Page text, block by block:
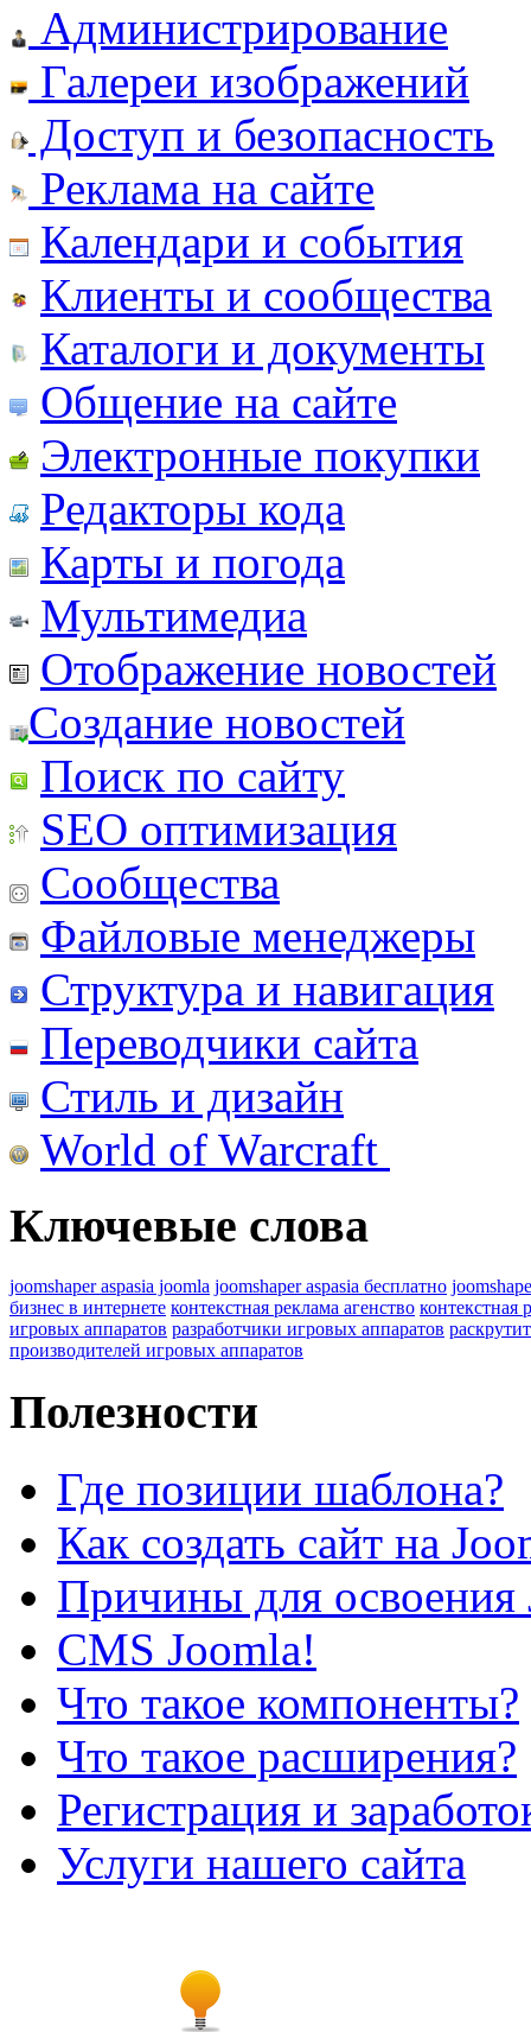
Администрирование
Галереи изображений
Доступ и безопасность
Реклама на сайте
Календари и события
Клиенты и сообщества
Каталоги и документы
Общение на сайте
Электронные покупки
Редакторы кода
Карты и погода
Мультимедиа
Отображение новостей
Создание новостей
Поиск по сайту
SEO оптимизация
Сообщества
Файловые менеджеры
Структура и навигация
Переводчики сайта
Стиль и дизайн
World of Warcraft
Ключевые слова
joomshaper aspasia joomla joomshaper aspasia бесплатно
бизнес в интернете контекстная реклама агенство контекстная
игровых аппаратов разработчики игровых аппаратов
производителей игровых аппаратов
Полезности
Где позиции шаблона?
Как создать сайт на
Причины для освоения
CMS Joomla!
Что такое компоненты?
Что такое расширения?
Регистрация и
Услуги нашего сайта